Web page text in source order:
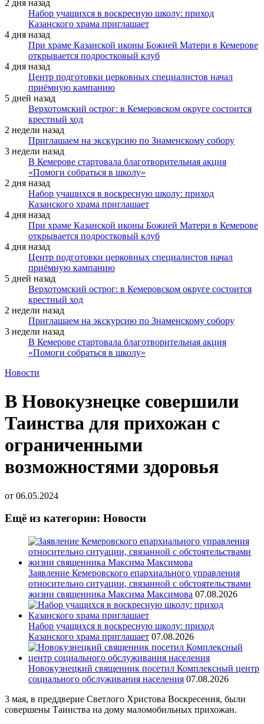
2 дня назад
Набор учащихся в воскресную школу: приход
Казанского храма приглашает
4 дня назад
При храме Казанской иконы Божией Матери в Кемерове
открывается подростковый клуб
4 дня назад
Центр подготовки церковных специалистов начал
приёмную кампанию
5 дней назад
Верхотомский острог: в Кемеровском округе состоится
крестный ход
2 недели назад
Приглашаем на экскурсию по Знаменскому собору
3 недели назад
В Кемерове стартовала благотворительная акция
«Помоги собраться в школу»
2 дня назад
Набор учащихся в воскресную школу: приход
Казанского храма приглашает
4 дня назад
При храме Казанской иконы Божией Матери в Кемерове
открывается подростковый клуб
4 дня назад
Центр подготовки церковных специалистов начал
приёмную кампанию
5 дней назад
Верхотомский острог: в Кемеровском округе состоится
крестный ход
2 недели назад
Приглашаем на экскурсию по Знаменскому собору
3 недели назад
В Кемерове стартовала благотворительная акция
«Помоги собраться в школу»
Новости
В Новокузнецке совершили
Таинства для прихожан с
ограниченными
возможностями здоровья
от 06.05.2024
Ещё из категории: Новости
Заявление Кемеровского епархиального управления
относительно ситуации, связанной с обстоятельствами
жизни священника Максима Максимова 07.08.2026
Набор учащихся в воскресную школу: приход
Казанского храма приглашает 07.08.2026
Новокузнецкий священник посетил Комплексный центр
социального обслуживания населения 07.08.2026
3 мая, в преддверие Светлого Христова Воскресения, были
совершены Таинства на дому маломобильных прихожан.